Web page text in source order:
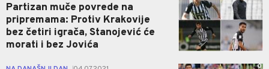
Partizan muče povrede na
pripremama: Protiv Krakovije
bez četiri igrača, Stanojević će
morati i bez Jovića
0